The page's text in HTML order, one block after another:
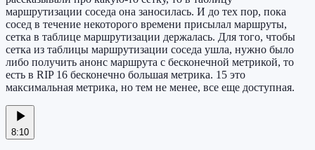
маршрутизации соседа она заносилась. И до тех пор, пока
сосед в течение некоторого времени присылал маршруты,
сетка в таблице маршрутизации держалась. Для того, чтобы
сетка из таблицы маршрутизации соседа ушла, нужно было
либо получить анонс маршрута с бесконечной метрикой, то
есть в RIP 16 бесконечно большая метрика. 15 это
максимальная метрика, но тем не менее, все еще доступная.
8:10